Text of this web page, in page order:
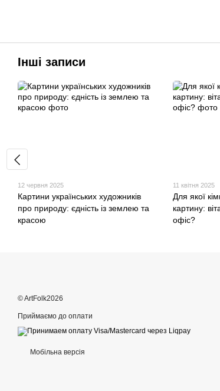
Інші записи
12 червня 2025
Картини українських художників
про природу: єдність із землею та
красою
11 квітня 2025
Для якої
картину:
офіс?
© ArtFolk2026
Приймаємо до оплати
Мобільна версія